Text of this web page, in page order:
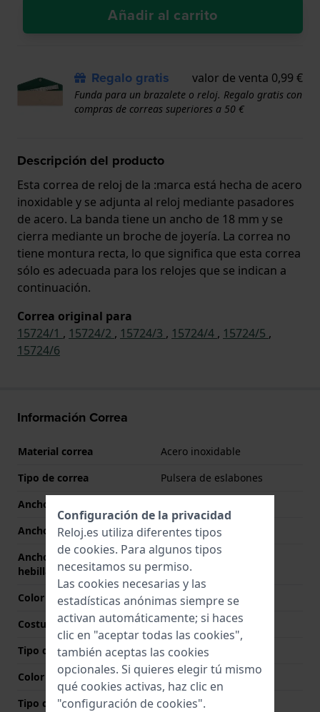
Añadir al carrito
Regalo gratis valor de venta 0,99 €
Funda para un brazalete o reloj. Regalo gratis con
compras de correas superiores a 50 €
Descripción del producto
Esta correa de reloj de la :marca está hecha de acero
inoxidable y se adjunta al reloj mediante pasadores
de acero. La banda tiene un ancho de 18 mm y se
cierra mediante un broche de joyería. La correa no
tiene montura recta, lo que significa que esta correa
sólo es adecuada para los relojes que se indican a
continuación.
Correa original para
15724/1 , 15724/2 , 15724/3 , 15724/4 , 15724/5 ,
15724/6
Información Correa
Material correa
Acero inoxidable
Tipo de correa
Pulsera de eslabones
Ancho de correa
Ancho de las asas
18 mm
Ancho de correa en la
hebilla
18 mm
Color de correa
Plateado
Costura de color
N/A
Tipo de cierre
Broche de joyería
Color del cierre
Plateado
Tipo de montaje
Pasadores de acero
Configuración de la privacidad
Reloj.es utiliza diferentes tipos
de cookies. Para algunos tipos
necesitamos su permiso.
Las cookies necesarias y las
estadísticas anónimas siempre se
activan automáticamente; si haces
clic en "aceptar todas las cookies",
también aceptas las cookies
opcionales. Si quieres elegir tú mismo
qué cookies activas, haz clic en
"configuración de cookies".